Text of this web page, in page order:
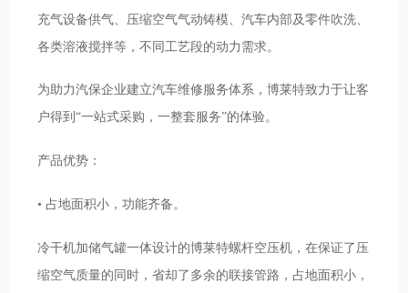
充气设备供气、压缩空气气动铸模、汽车内部及零件吹洗、
各类溶液搅拌等，不同工艺段的动力需求。
为助力汽保企业建立汽车维修服务体系，博莱特致力于让客
户得到“一站式采购，一整套服务”的体验。
产品优势：
• 占地面积小，功能齐备。
冷干机加储气罐一体设计的博莱特螺杆空压机，在保证了压
缩空气质量的同时，省却了多余的联接管路，占地面积小，